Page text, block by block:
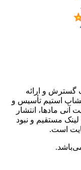
در بهمن سال 1401 با هدف گسترش و ارائه
استیم تأسیس و
آنی مادها، انتشار
لینک مستقیم و نبود
است.